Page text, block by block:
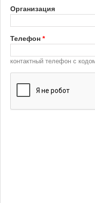
Организация
Телефон *
контактный телефон с